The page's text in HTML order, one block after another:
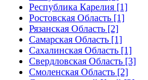
Республика Карелия [1]
Ростовская Область [1]
Рязанская Область [2]
Самарская Область [1]
Сахалинская Область [1]
Свердловская Область [3]
Смоленская Область [2]